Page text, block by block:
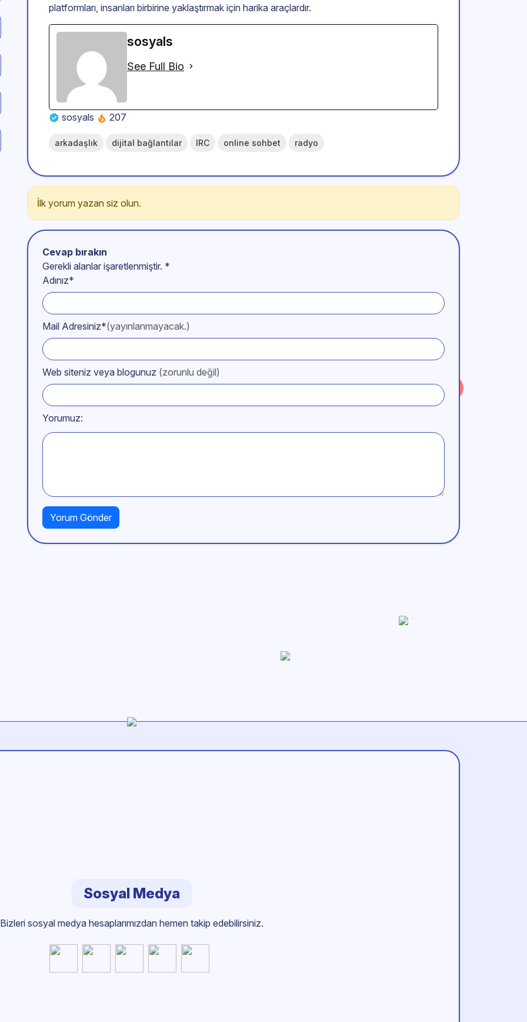
platformları, insanları birbirine yaklaştırmak için harika araçlardır.
sosyals
See Full Bio
sosyals 207
arkadaşlık dijital bağlantılar IRC online sohbet radyo
İlk yorum yazan siz olun.
Cevap bırakın
Gerekli alanlar işaretlenmiştir. *
Adınız*
Mail Adresiniz*(yayınlanmayacak.)
Web siteniz veya blogunuz (zorunlu değil)
Yorumuz:
Sosyal Medya
Bizleri sosyal medya hesaplarımızdan hemen takip edebilirsiniz.